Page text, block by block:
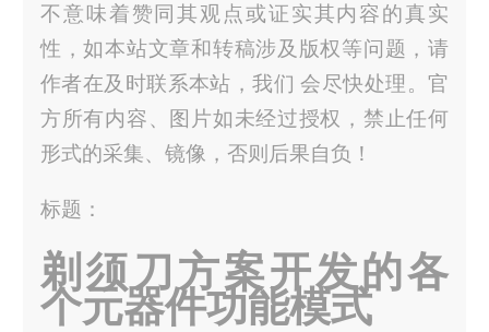
不意味着赞同其观点或证实其内容的真实
性，如本站文章和转稿涉及版权等问题，请
作者在及时联系本站，我们 会尽快处理。官
方所有内容、图片如未经过授权，禁止任何
形式的采集、镜像，否则后果自负！
标题：
剃须刀方案开发的各
个元器件功能模式